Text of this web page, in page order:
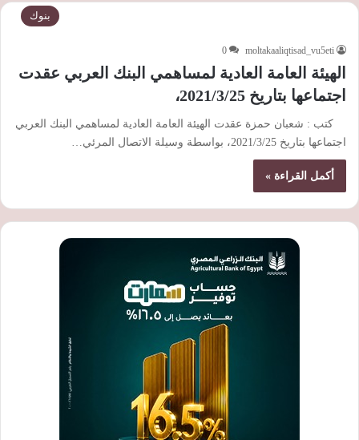
بنوك
moltakaaliqtisad_vu5eti
0
الهيئة العامة العادية لمساهمي البنك العربي عقدت
اجتماعها بتاريخ 2021/3/25،
كتب : شعبان حمزة عقدت الهيئة العامة العادية لمساهمي البنك العربي
اجتماعها بتاريخ 2021/3/25، بواسطة وسيلة الاتصال المرئي…
أكمل القراءة »